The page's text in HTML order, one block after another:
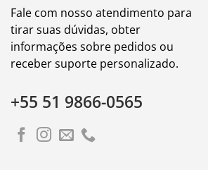
Fale com nosso atendimento para
tirar suas dúvidas, obter
informações sobre pedidos ou
receber suporte personalizado.
+55 51 9866-0565